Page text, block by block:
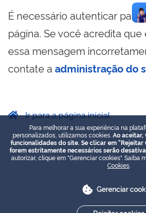
É necessário autenticar para
página. Se você acredita
essa mensagem
contate a administração do
Ir para a página inicial
Para melhorar a sua experiência na
personalizados, utilizamos cookies. Ao aceitar,
funcionalidades do site. Se clicar em "Rejeitar
forem estritamente necessários serão
autorizar, clique em "Gerenciar cookies". Saiba
Cookies
Gerenciar